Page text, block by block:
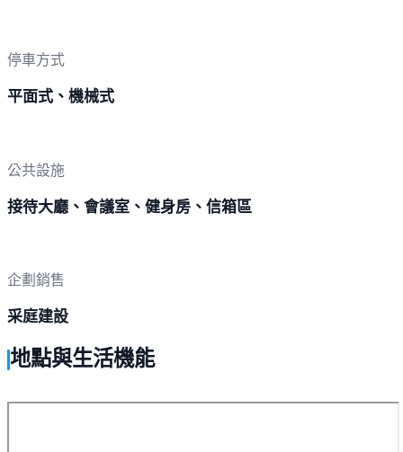
停車方式
平面式、機械式
公共設施
接待大廳、會議室、健身房、信箱區
企劃銷售
采庭建設
地點與生活機能